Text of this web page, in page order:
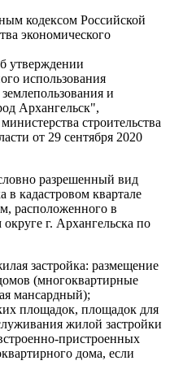
кодексом Российской
экономического
утверждении
использования
и
Архангельск",
строительства
от 29 сентября 2020
разрешенный вид
в кадастровом квартале
расположенного в
г. Архангельска по
застройка: размещение
(многоквартирные
мансардный);
площадок, площадок для
жилой застройки
пристроенных
дома, если